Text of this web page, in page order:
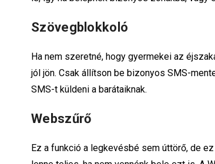
Szövegblokkoló
Ha nem szeretné, hogy gyermekei az
jól jön. Csak állítson be bizonyos SMS-
SMS-t küldeni a barátaiknak.
Webszűrő
Ez a funkció a legkevésbé sem úttörő, de